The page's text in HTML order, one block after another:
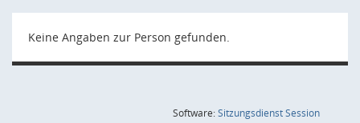
Keine Angaben zur Person gefunden.
Software:SitzungsdienstSession(Wird in